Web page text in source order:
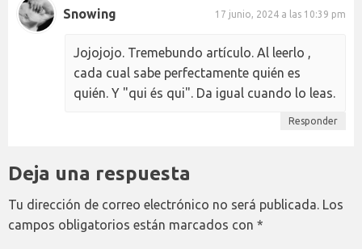
Snowing 17 junio, 2024 a las 10:39 pm
Jojojojo. Tremebundo artículo. Al leerlo ,
cada cual sabe perfectamente quién es
quién. Y "qui és qui". Da igual cuando lo leas.
Responder
Deja una respuesta
Tu dirección de correo electrónico no será publicada. Los
campos obligatorios están marcados con *